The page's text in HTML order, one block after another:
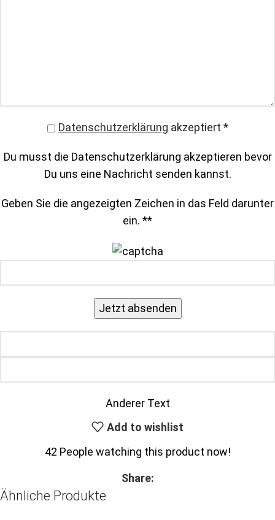
Datenschutzerklärung akzeptiert *
Du musst die Datenschutzerklärung akzeptieren bevor
Du uns eine Nachricht senden kannst.
Geben Sie die angezeigten Zeichen in das Feld darunter
ein. **
Anderer Text
Add to wishlist
42 People watching this product now!
Share:
Ähnliche Produkte